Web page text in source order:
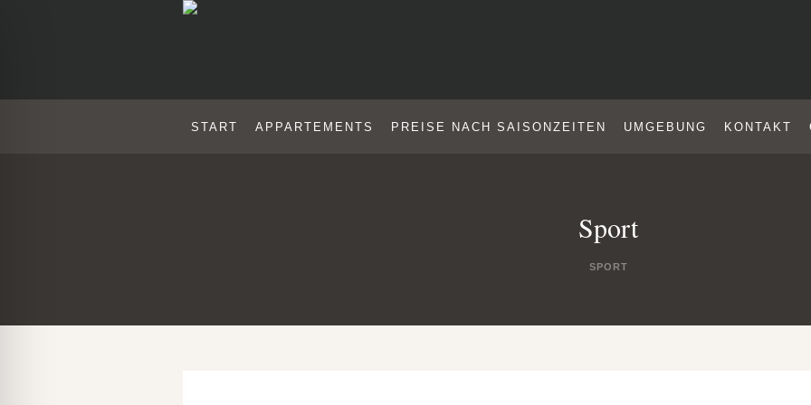
START APPARTEMENTS PREISE NACH SAISONZEITEN UMGEBUNG KONTAKT
Sport
SPORT
SPORT